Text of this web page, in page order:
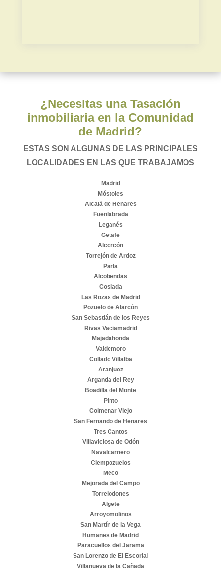
¿Necesitas una Tasación
inmobiliaria en la Comunidad
de Madrid?
ESTAS SON ALGUNAS DE LAS PRINCIPALES
LOCALIDADES EN LAS QUE TRABAJAMOS
Madrid
Móstoles
Alcalá de Henares
Fuenlabrada
Leganés
Getafe
Alcorcón
Torrejón de Ardoz
Parla
Alcobendas
Coslada
Las Rozas de Madrid
Pozuelo de Alarcón
San Sebastián de los Reyes
Rivas Vaciamadrid
Majadahonda
Valdemoro
Collado Villalba
Aranjuez
Arganda del Rey
Boadilla del Monte
Pinto
Colmenar Viejo
San Fernando de Henares
Tres Cantos
Villaviciosa de Odón
Navalcarnero
Ciempozuelos
Meco
Mejorada del Campo
Torrelodones
Algete
Arroyomolinos
San Martín de la Vega
Humanes de Madrid
Paracuellos del Jarama
San Lorenzo de El Escorial
Villanueva de la Cañada